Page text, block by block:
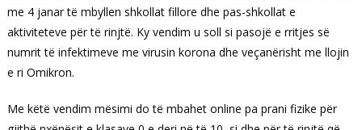
me 4 janar të mbyllen shkollat fillore dhe pas-shkollat e
aktiviteteve për të rinjtë. Ky vendim u soll si pasojë e rritjes së
numrit të infektimeve me virusin korona dhe veçanërisht me llojin
e ri Omikron.
Me këtë vendim mësimi do të mbahet online pa prani fizike për